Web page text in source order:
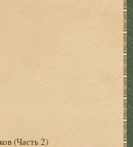
(Часть 2)